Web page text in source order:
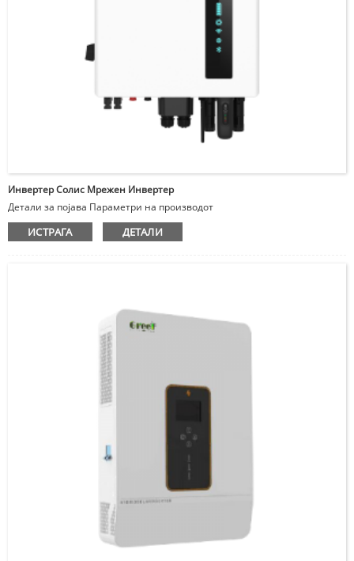
Инвертер Солис Мрежен Инвертер
Детали за појава Параметри на производот
ИСТРАГА ДЕТАЛИ